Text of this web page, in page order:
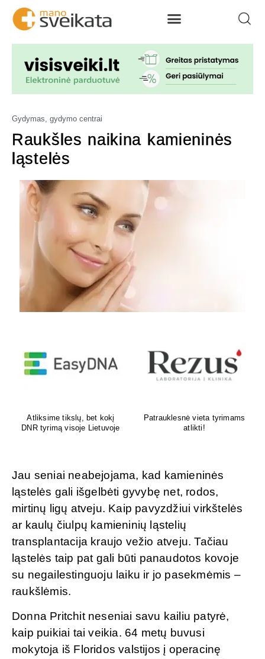
Gydymas, gydymo centrai
Raukšles naikina kamieninės
ląstelės
Venų ligų diagnostika,
lazerinis ir chirurginis
Psichoterapeutas
M.G.Maksimalietis
Jau seniai neabejojama, kad kamieninės
ląstelės gali išgelbėti gyvybę net, rodos,
mirtinų ligų atveju. Kaip pavyzdžiui virkštelės
ar kaulų čiulpų kamieninių ląstelių
transplantacija kraujo vežio atveju. Tačiau
ląstelės taip pat gali būti panaudotos kovoje
su negailestinguoju laiku ir jo pasekmėmis –
raukšlėmis.
Donna Pritchit neseniai savu kailiu patyrė,
kaip puikiai tai veikia. 64 metų buvusi
mokytoja iš Floridos valstijos į operacinę